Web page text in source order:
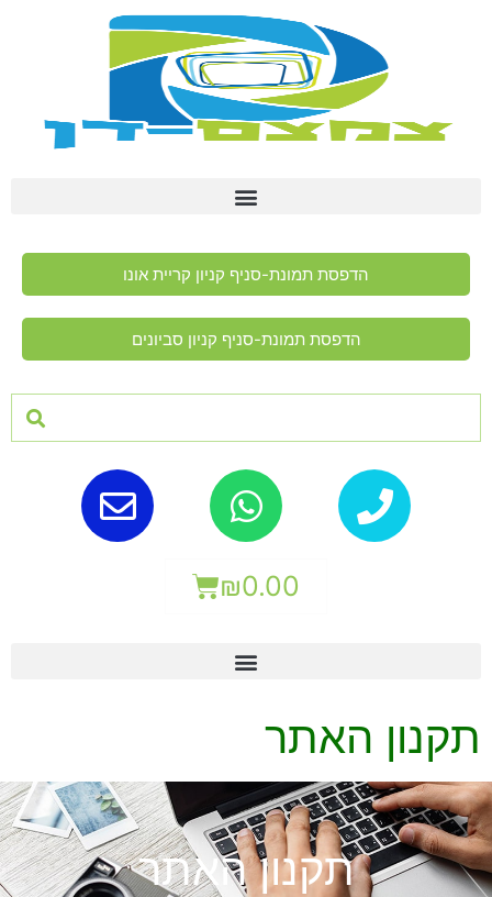
הדפסת תמונת-סניף קניון קריית אונו
הדפסת תמונת-סניף קניון סביונים
₪0.00
תקנון האתר
תקנון האתר